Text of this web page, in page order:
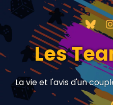
Les
La vie et l'avis d'un